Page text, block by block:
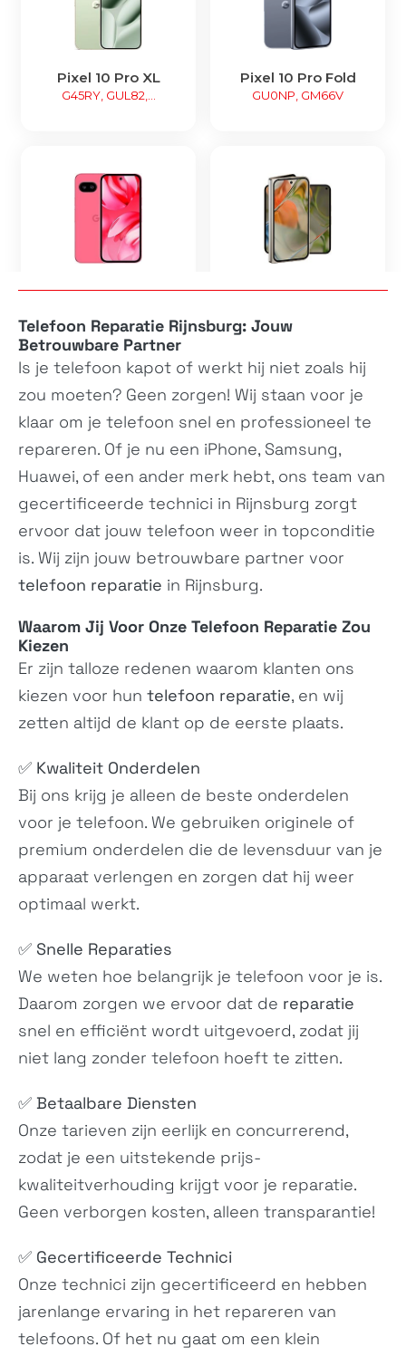
Pixel 10 Pro XL
G45RY, GUL82,...
Pixel 10 Pro Fold
GU0NP, GM66V
Pixel 9a Pixel 9 Pro Fold
Pixel 9
G2YBB, GUR25,...
Pixel 9 Pro
GR83Y, GEC77,...
Pixel 9 Pro XL
GGX8B, GZC4K,...
Pixel 8a
GKV4X, G6GPR,...
GKWS6, G9BQD
GWKK3, GHL1X,...
Telefoon Reparatie Rijnsburg: Jouw
Betrouwbare Partner
Is je telefoon kapot of werkt hij niet zoals hij
zou moeten? Geen zorgen! Wij staan voor je
klaar om je telefoon snel en professioneel te
repareren. Of je nu een iPhone, Samsung,
Huawei, of een ander merk hebt, ons team van
gecertificeerde technici in Rijnsburg zorgt
ervoor dat jouw telefoon weer in topconditie
is. Wij zijn jouw betrouwbare partner voor
telefoon reparatie in Rijnsburg.
Waarom Jij Voor Onze Telefoon ReparatieZou
Kiezen
Er zijn talloze redenen waarom klanten ons
kiezen voor hun telefoon reparatie, en wij
zetten altijd de klant op de eerste plaats.
✅ Kwaliteit Onderdelen
Bij ons krijg je alleen de beste onderdelen
voor je telefoon. We gebruiken originele of
premium onderdelen die de levensduur van je
apparaat verlengen en zorgen dat hij weer
optimaal werkt.
✅ Snelle Reparaties
We weten hoe belangrijk je telefoon voor je is.
Daarom zorgen we ervoor dat de reparatie
snel en efficiënt wordt uitgevoerd, zodat jij
niet lang zonder telefoon hoeft te zitten.
✅ Betaalbare Diensten
Onze tarieven zijn eerlijk en concurrerend,
zodat je een uitstekende prijs-
kwaliteitverhouding krijgt voor je reparatie.
Geen verborgen kosten, alleen transparantie!
✅ Gecertificeerde Technici
Onze technici zijn gecertificeerd en hebben
jarenlange ervaring in het repareren van
telefoons. Of het nu gaat om een klein